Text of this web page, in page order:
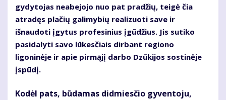
gydytojas neabejojo nuo pat pradžių, teigė čia
atradęs plačių galimybių realizuoti save ir
išnaudoti įgytus profesinius įgūdžius. Jis sutiko
pasidalyti savo lūkesčiais dirbant regiono
ligoninėje ir apie pirmąjį darbo Dzūkijos sostinėje
įspūdį.
Kodėl pats, būdamas didmiesčio gyventoju,